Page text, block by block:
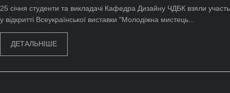
25 січня студенти та викладачі Кафедра Дизайну ЧДБК взяли участь
у відкритті Всеукраїнської виставки "Молодіжна мистець...
ДЕТАЛЬНІШЕ